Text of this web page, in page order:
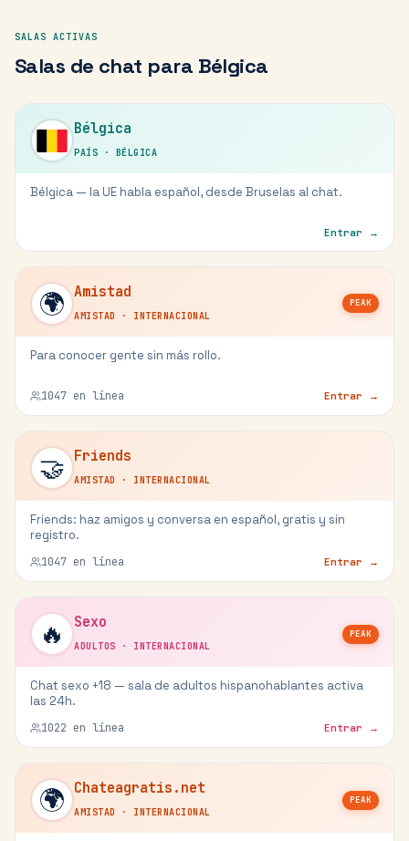
SALAS ACTIVAS
Salas de chat para Bélgica
Bélgica
PAÍS · BÉLGICA
Bélgica — la UE habla español, desde Bruselas al chat.
Entrar →
🌍 Amistad
AMISTAD · INTERNACIONAL
PEAK
Para conocer gente sin más rollo.
1047 en línea Entrar →
🤝 Friends
AMISTAD · INTERNACIONAL
Friends: haz amigos y conversa en español, gratis y sin
registro.
1047 en línea Entrar →
🔥 Sexo
ADULTOS · INTERNACIONAL
PEAK
Chat sexo +18 — sala de adultos hispanohablantes activa
las 24h.
1022 en línea Entrar →
🌍 Chateagratis.net
AMISTAD · INTERNACIONAL
PEAK